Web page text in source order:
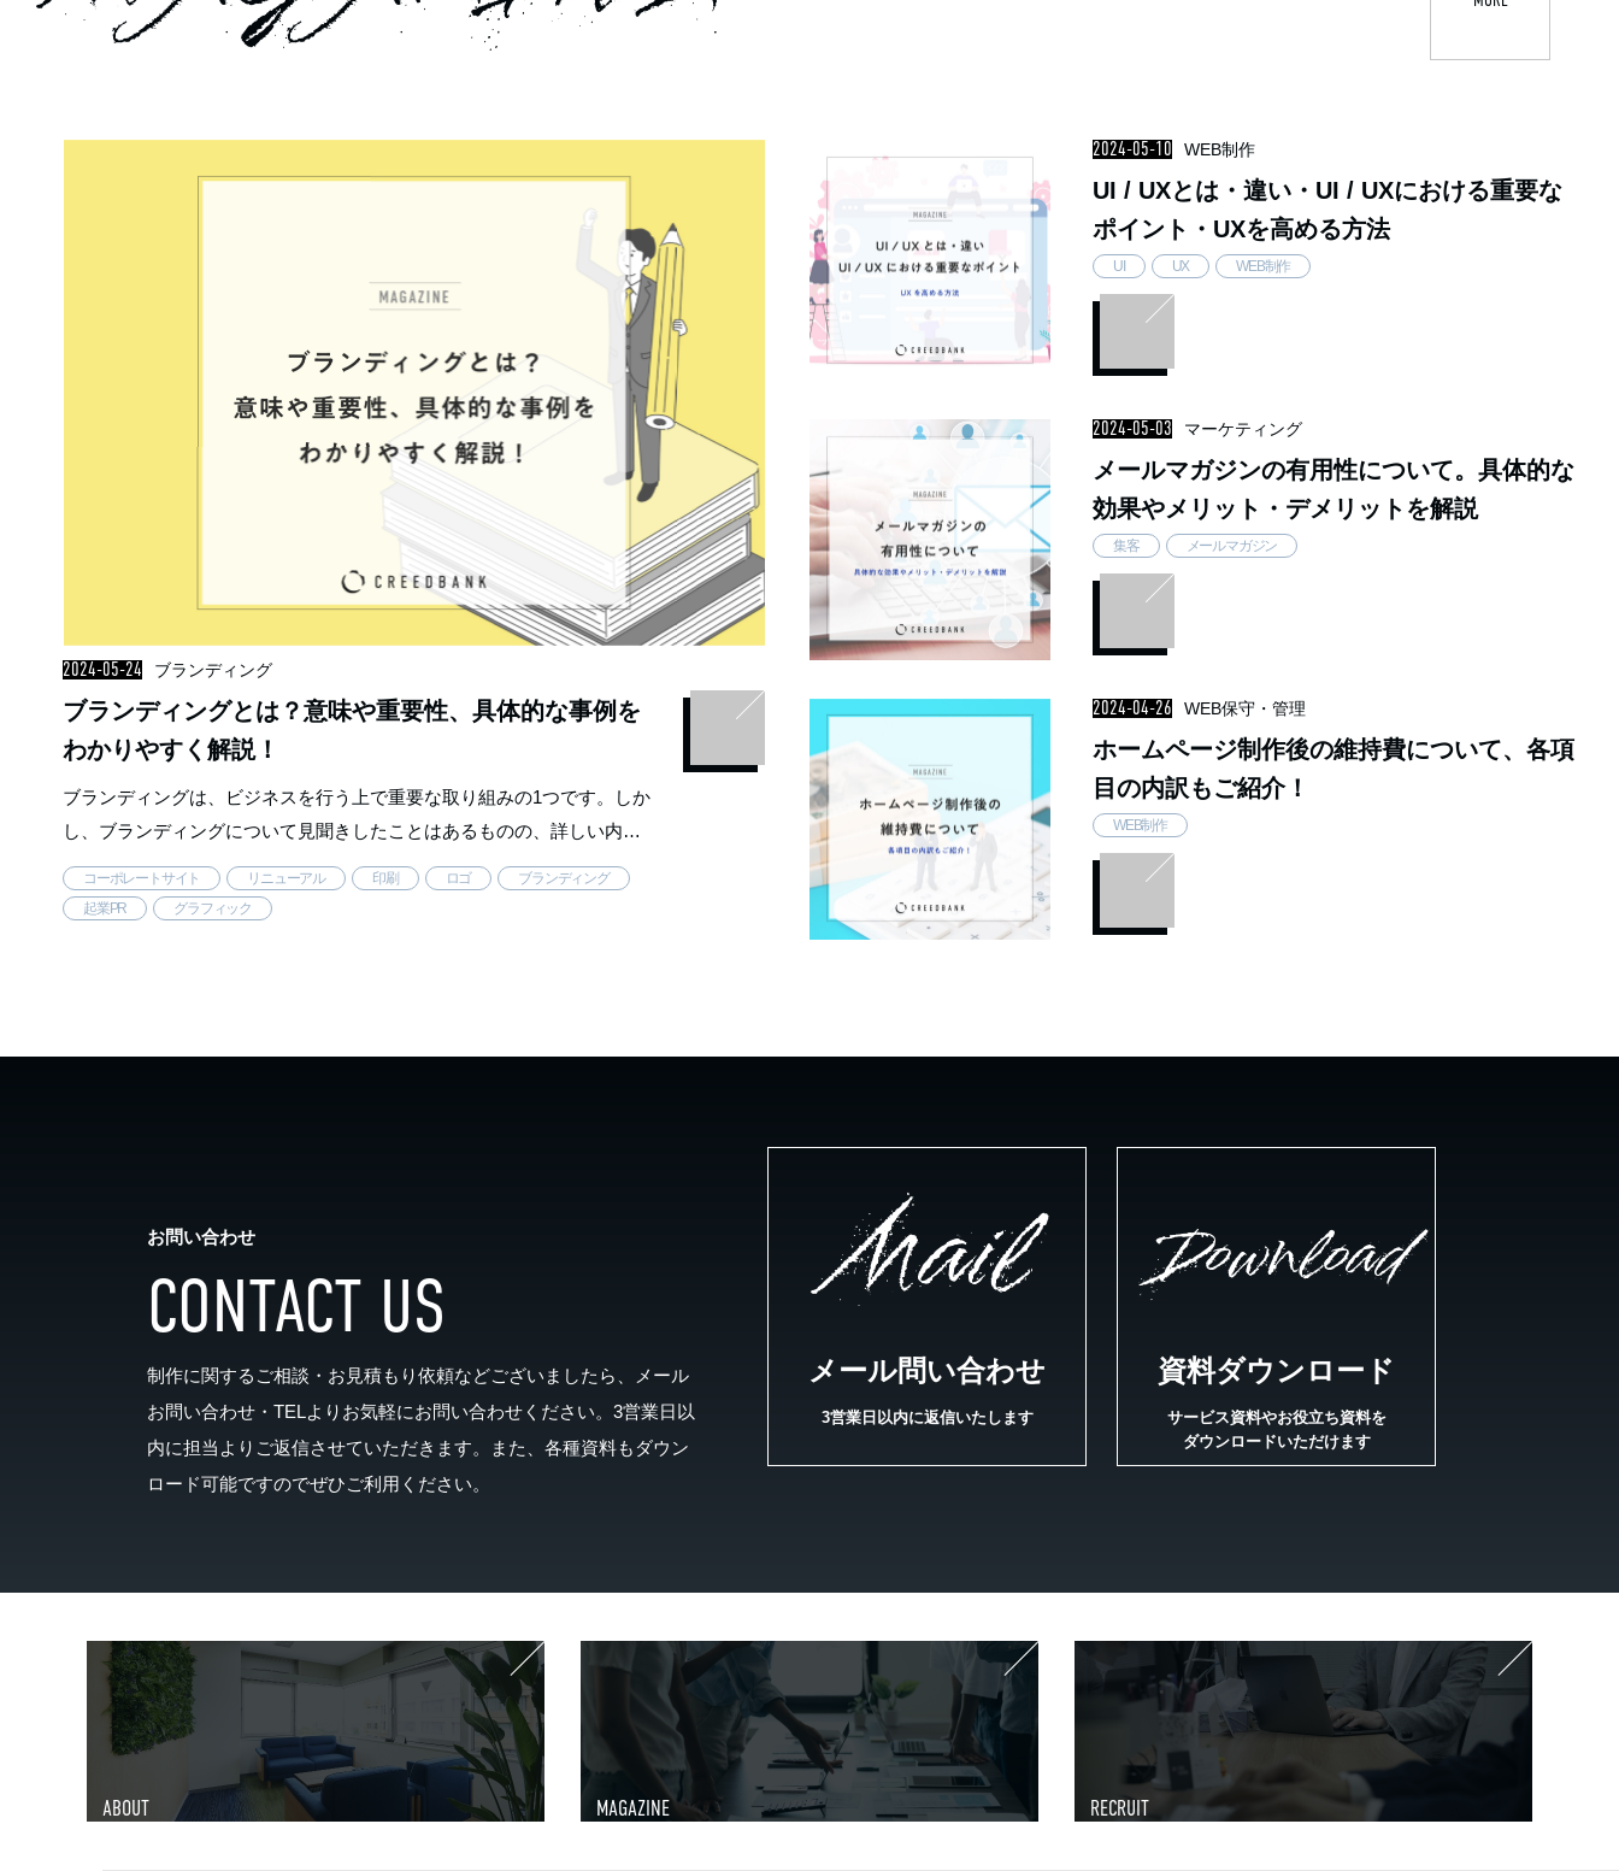
2024-05-24 ブランディング
ブランディングとは？意味や重要性、具体的な事例を
わかりやすく解説！
ブランディングは、ビジネスを行う上で重要な取り組みの1つです。しか
し、ブランディングについて見聞きしたことはあるものの、詳しい内容
はわからないという方もいるのではないでしょうか。 そこで今回は、ブ
ランディングの意味や取り …..
コーポレートサイト リニューアル 印刷 ロゴ
ブランディング
起業PR
グラフィック
2024-05-10 WEB制作
UI / UXとは・違い・UI / UXにおける重要な
ポイント・UXを高める方法
UI UX WEB制作
2024-05-03 マーケティング
メールマガジンの有用性について。具体的な
効果やメリット・デメリットを解説
集客 メールマガジン
2024-04-26 WEB保守・管理
ホームページ制作後の維持費について、各項
目の内訳もご紹介！
WEB制作
お問い合わせ
CONTACT US
制作に関するご相談・お見積もり依頼などございましたら、メール
お問い合わせ・TELよりお気軽にお問い合わせください。3営業日以
内に担当よりご返信させていただきます。また、各種資料もダウン
ロード可能ですのでぜひご利用ください。
Mail
メール問い合わせ
3営業日以内に返信いたします
Download
資料ダウンロード
サービス資料やお役立ち資料を
ダウンロードいただけます
ABOUT MAGAZINE RECRUIT